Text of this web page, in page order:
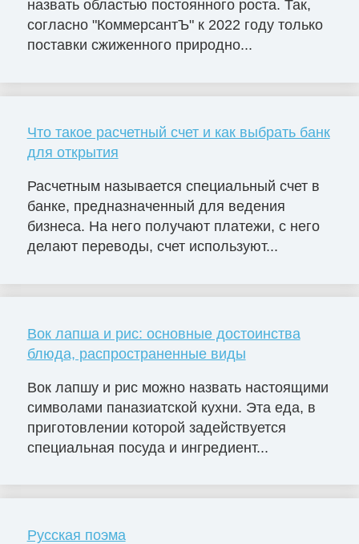
назвать областью постоянного роста. Так,
согласно "КоммерсантЪ" к 2022 году только
поставки сжиженного природно...
Что такое расчетный счет и как выбрать банк
для открытия
Расчетным называется специальный счет в
банке, предназначенный для ведения
бизнеса. На него получают платежи, с него
делают переводы, счет используют...
Вок лапша и рис: основные достоинства
блюда, распространенные виды
Вок лапшу и рис можно назвать настоящими
символами паназиатской кухни. Эта еда, в
приготовлении которой задействуется
специальная посуда и ингредиент...
Русская поэма